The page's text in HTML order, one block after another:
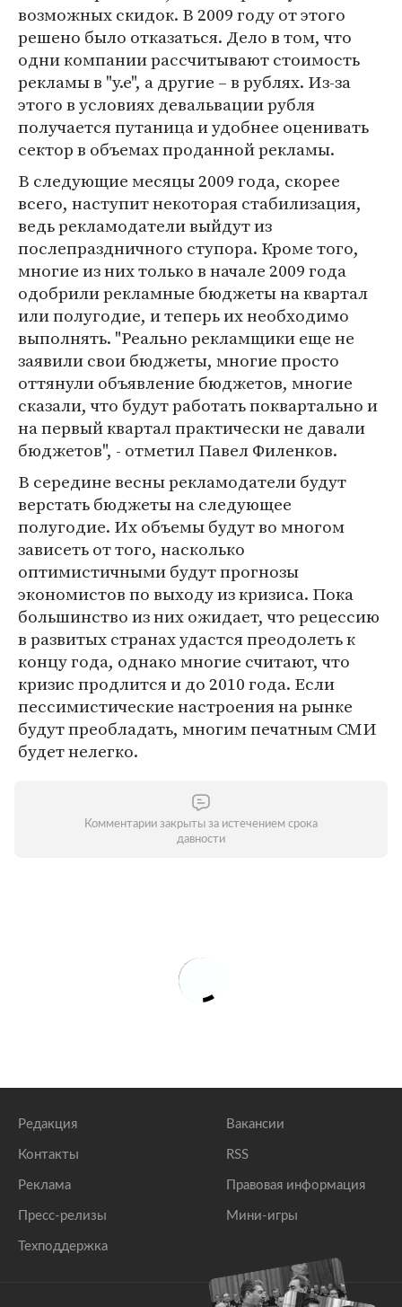
возможных скидок. В 2009 году от этого
решено было отказаться. Дело в том, что
одни компании рассчитывают стоимость
рекламы в "у.е", а другие – в рублях. Из-за
этого в условиях девальвации рубля
получается путаница и удобнее оценивать
сектор в объемах проданной рекламы.
В следующие месяцы 2009 года, скорее
всего, наступит некоторая стабилизация,
ведь рекламодатели выйдут из
послепраздничного ступора. Кроме того,
многие из них только в начале 2009 года
одобрили рекламные бюджеты на квартал
или полугодие, и теперь их необходимо
выполнять. "Реально рекламщики еще не
заявили свои бюджеты, многие просто
оттянули объявление бюджетов, многие
сказали, что будут работать поквартально и
на первый квартал практически не давали
бюджетов", - отметил Павел Филенков.
В середине весны рекламодатели будут
верстать бюджеты на следующее
полугодие. Их объемы будут во многом
зависеть от того, насколько
оптимистичными будут прогнозы
экономистов по выходу из кризиса. Пока
большинство из них ожидает, что рецессию
в развитых странах удастся преодолеть к
концу года, однако многие считают, что
кризис продлится и до 2010 года. Если
пессимистические настроения на рынке
будут преобладать, многим печатным СМИ
будет нелегко.
Комментарии закрыты за истечением срока
давности
Редакция
Контакты
Реклама
Пресс-релизы
Техподдержка
Вакансии
RSS
Правовая информация
Мини-игры